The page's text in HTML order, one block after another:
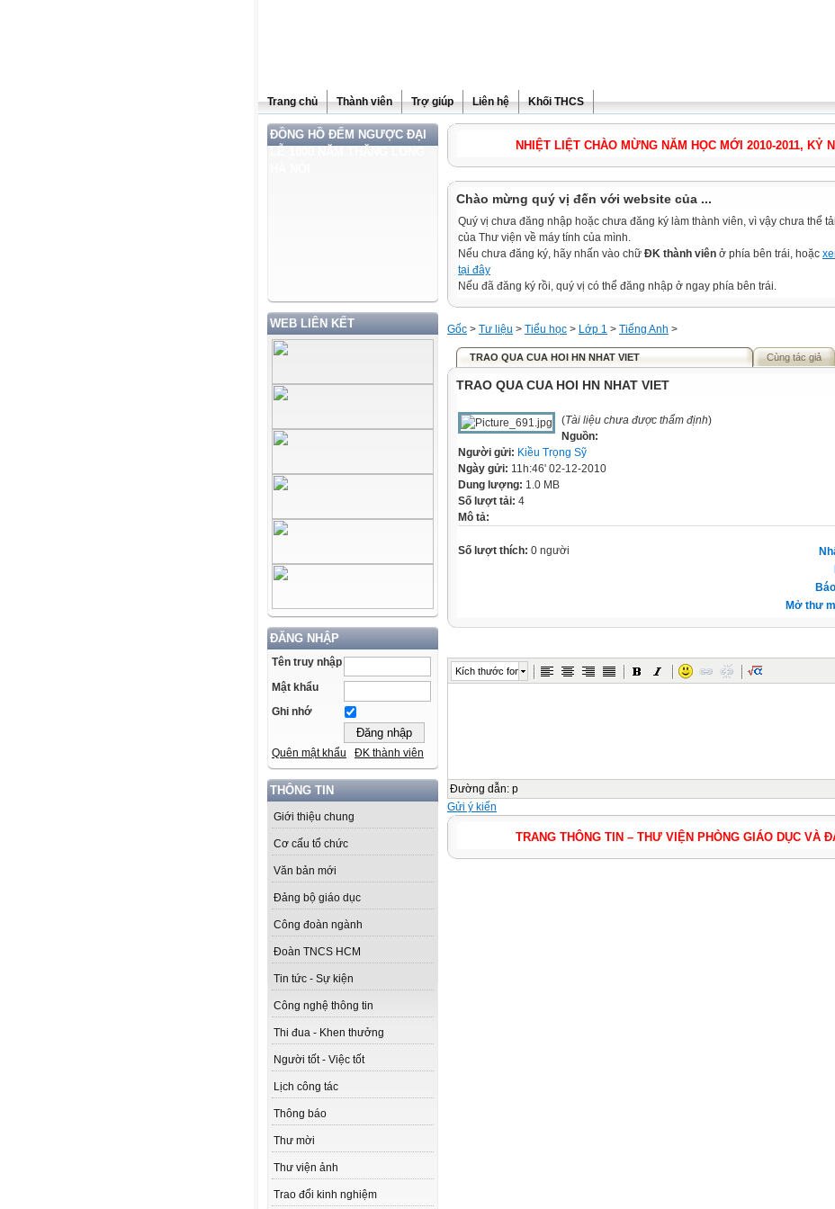
Trang chủ Thành viên Trợ giúp Liên hệ Khối THCS
ĐỒNG HỒ ĐẾM NGƯỢC ĐẠI
WEB LIÊN KẾT
ĐĂNG NHẬP
Tên truy nhập
Mật khẩu
Ghi nhớ
Quên mật khẩu ĐK thành viên
THÔNG TIN
Giới thiệu chung
Cơ cấu tổ chức
Văn bản mới
Đảng bộ giáo dục
Công đoàn ngành
Đoàn TNCS HCM
Tin tức - Sự kiện
Công nghệ thông tin
Thi đua - Khen thưởng
Người tốt - Việc tốt
Lịch công tác
Thông báo
Thư mời
Thư viện ảnh
Trao đổi kinh nghiệm
NHIỆT LIỆT CHÀO MỪNG NĂM HỌC MỚI 2010-2011, KỶ
Chào mừng quý vị đến với website của ...
Quý vị chưa đăng nhập hoặc chưa đăng ký làm thành viên, vì vậy chưa thể
của Thư viện về máy tính của mình.
Nếu chưa đăng ký, hãy nhấn vào chữ ĐK thành viên ở phía bên trái, hoặc
tại đây
Nếu đã đăng ký rồi, quý vị có thể đăng nhập ở ngay phía bên trái.
Gốc > Tư liệu > Tiểu học > Lớp 1 > Tiếng Anh >
TRAO QUA CUA HOI HN NHAT VIET Cùng tác giả
TRAO QUA CUA HOI HN NHAT VIET
(Tài liệu chưa được thẩm định)
Nguồn:
Người gửi: Kiều Trọng Sỹ
Ngày gửi: 11h:46' 02-12-2010
Dung lượng: 1.0 MB
Số lượt tải: 4
Mô tả:
Mở thư
Số lượt thích: 0 người
Kích thước font
Đường dẫn: p
Gửi ý kiến
TRANG THÔNG TIN – THƯ VIỆN PHÒNG GIÁO DỤC VÀ ĐÀO